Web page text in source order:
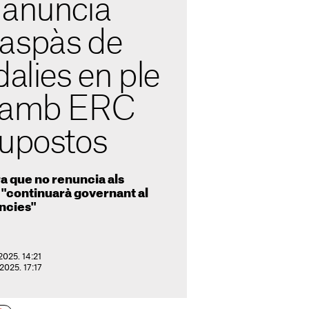
de
en ple
ERC
que no renuncia als
governant al
14:21
17:17